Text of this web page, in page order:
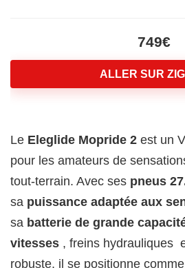
749€
ALLER SUR
Le Eleglide Mopride 2 est un
pour les amateurs de
tout-terrain. Avec ses pneus
sa puissance adaptée aux
sa batterie de grande
vitesses , freins hydrauliques
robuste, il se positionne